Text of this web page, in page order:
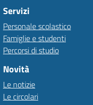
Servizi
Personale scolastico
Famiglie e studenti
Percorsi di studio
Novità
Le notizie
Le circolari